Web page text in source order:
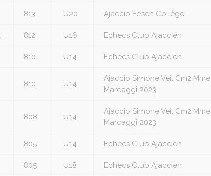
813 U20 Ajaccio Fesch Collège
812 U16 Echecs Club Ajaccien
810 U14 Echecs Club Ajaccien
810 U14
Ajaccio Simone Veil Cm2 Mme
Marcaggi 2023
808 U14
Ajaccio Simone Veil Cm2 Mme
Marcaggi 2023
805 U14 Echecs Club Ajaccien
805 U18 Echecs Club Ajaccien